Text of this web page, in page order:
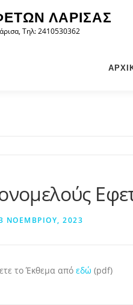
ΛΆΡΙΣΑΣ
Τηλ: 2410530362
ΝΟΕΜΒΡΊΟΥ, 2023
το Έκθεμα από εδώ (pdf)